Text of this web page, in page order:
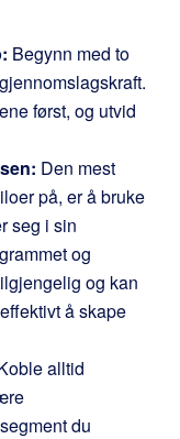
Begynn med to
først, og utvid
Den mest
på, er å bruke
seg i sin
og
og kan
å skape
alltid
du